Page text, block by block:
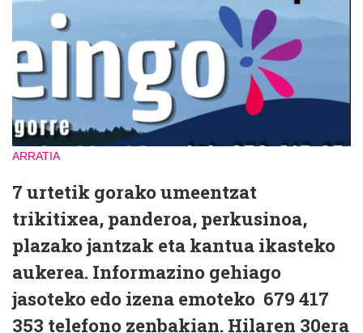
ARRATIA
7 urtetik gorako umeentzat
trikitixea, panderoa, perkusinoa,
plazako jantzak eta kantua ikasteko
aukerea. Informazino gehiago
jasoteko edo izena emoteko 679 417
353 telefono zenbakian. Hilaren 30era